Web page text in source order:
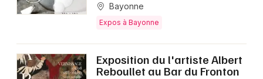
Bayonne
Expos à Bayonne
Exposition du l'artiste Albert
Reboullet au Bar du Fronton